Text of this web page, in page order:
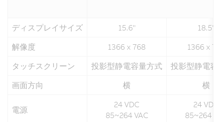
ディスプレイサイズ
15.6"
18.5"
解像度
1366 x 768
1366 x
タッチスクリーン
投影型静電容量方式
投影型静電容
画面方向
横 横
電源
24 VDC
85~264 VAC
24 VDC
85~264